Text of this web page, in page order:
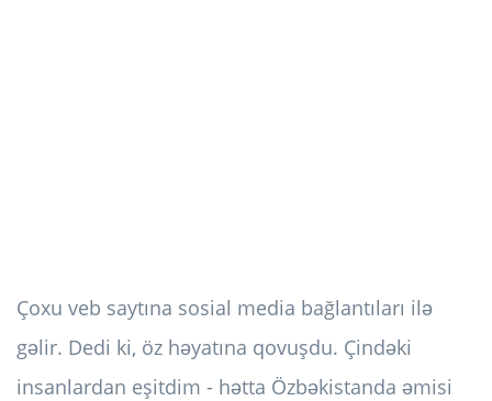
Çoxu veb saytına sosial media bağlantıları ilə
gəlir. Dedi ki, öz həyatına qovuşdu. Çindəki
insanlardan eşitdim - hətta Özbəkistanda əmisi